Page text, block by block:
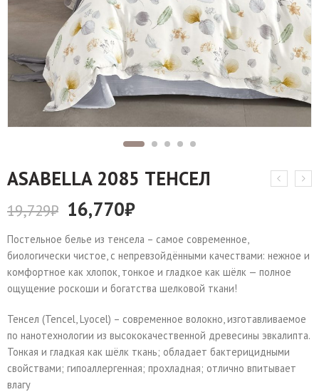
АSABELLA 2085 ТЕНСЕЛ
19,729₽ 16,770₽
Постельное белье из тенсела – самое современное,
биологически чистое, с непревзойдёнными качествами: нежное и
комфортное как хлопок, тонкое и гладкое как шёлк — полное
ощущение роскоши и богатства шелковой ткани!
Тенсел (Tencel, Lyocel) – современное волокно, изготавливаемое
по нанотехнологии из высококачественной древесины эвкалипта.
Тонкая и гладкая как шёлк ткань; обладает бактерицидными
свойствами; гипоаллергенная; прохладная; отлично впитывает
влагу